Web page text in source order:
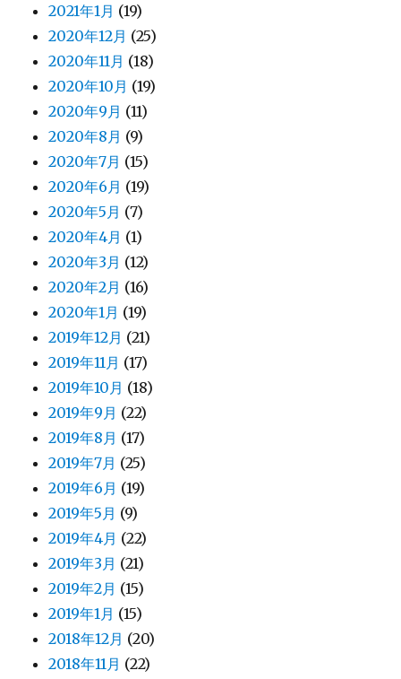
2021年1月 (19)
2020年12月 (25)
2020年11月 (18)
2020年10月 (19)
2020年9月 (11)
2020年8月 (9)
2020年7月 (15)
2020年6月 (19)
2020年5月 (7)
2020年4月 (1)
2020年3月 (12)
2020年2月 (16)
2020年1月 (19)
2019年12月 (21)
2019年11月 (17)
2019年10月 (18)
2019年9月 (22)
2019年8月 (17)
2019年7月 (25)
2019年6月 (19)
2019年5月 (9)
2019年4月 (22)
2019年3月 (21)
2019年2月 (15)
2019年1月 (15)
2018年12月 (20)
2018年11月 (22)